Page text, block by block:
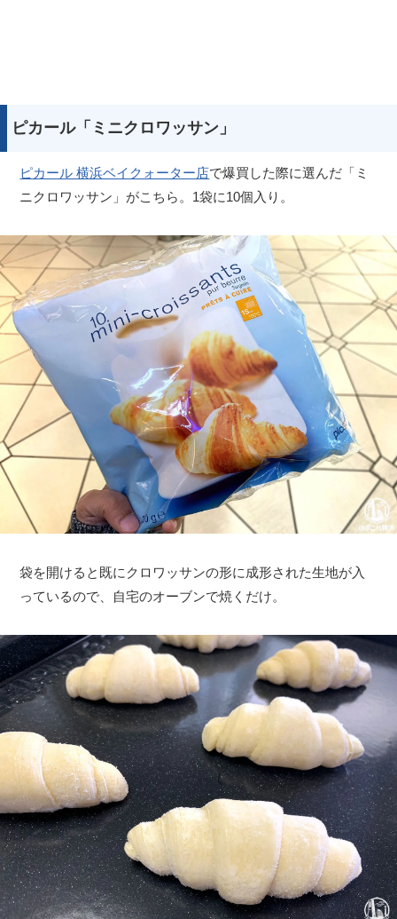
ピカール「ミニクロワッサン」
ピカール 横浜ベイクォーター店で爆買した際に選んだ「ミ
ニクロワッサン」がこちら。1袋に10個入り。
袋を開けると既にクロワッサンの形に成形された生地が入
っているので、自宅のオーブンで焼くだけ。